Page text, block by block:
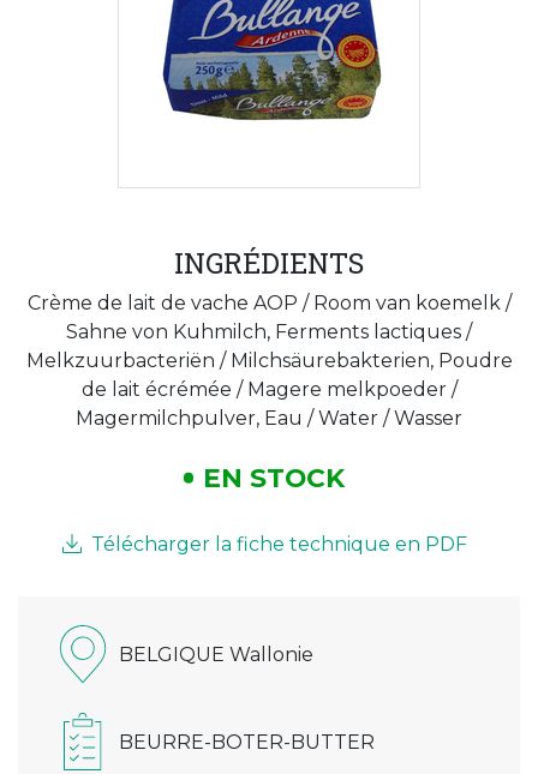
INGRÉDIENTS
Crème de lait de vache AOP / Room van koemelk /
Sahne von Kuhmilch, Ferments lactiques /
Melkzuurbacteriën / Milchsäurebakterien, Poudre
de lait écrémée / Magere melkpoeder /
Magermilchpulver, Eau / Water / Wasser
EN STOCK
Télécharger la fiche technique en PDF
BELGIQUE Wallonie
BEURRE-BOTER-BUTTER